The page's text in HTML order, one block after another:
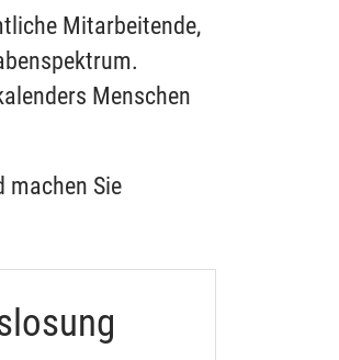
Mitarbeitende,
Menschen
machen Sie